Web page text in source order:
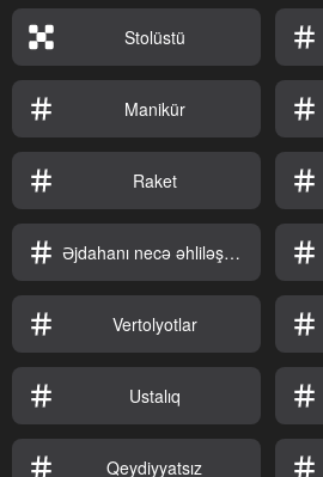
Stolüstü
Manikür
Raket
Əjdahanı necə əhliləşdirməli
Vertolyotlar
Ustalıq
Qeydiyyatsız